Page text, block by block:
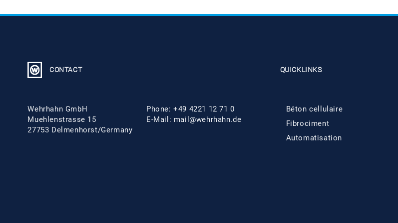
CONTACT
Wehrhahn GmbH
Muehlenstrasse 15
27753 Delmenhorst/Germany
Phone: +49 4221 12 71 0
E-Mail: mail@wehrhahn.de
QUICKLINKS
Béton cellulaire
Fibrociment
Automatisation